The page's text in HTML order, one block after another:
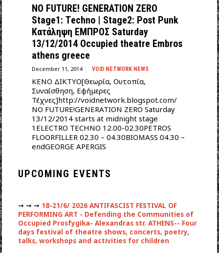
NO FUTURE! GENERATION ZERO
Stage1: Τechno | Stage2: Post Punk
Κατάληψη EΜΠΡΟΣ Saturday
13/12/2014 Οccupied theatre Embros
athens greece
December 11, 2014 VOID NETWORK NEWS
KENO ΔΙΚΤΥΟ[Θεωρία, Ουτοπία,
Συναίσθηση, Εφήμερες
Τέχνες]http://voidnetwork.blogspot.com/
NO FUTURE!GENERATION ZERO Saturday
13/12/2014 starts at midnight stage
1ELECTRO TECHNO 12.00-02.30PETROS
FLOORFILLER 02.30 – 04.30BIOMASS 04.30 –
endGEORGE APERGIS
UPCOMING EVENTS
➞ ➞ ➞ 18-21/6/ 2026 ANTIFASCIST FESTIVAL OF
PERFORMING ART - Defending the Communities of
Occupied Prosfygika- Alexandras str. ATHENS-- Four
days festival of theatre shows, concerts, poetry,
talks, workshops and activities for children